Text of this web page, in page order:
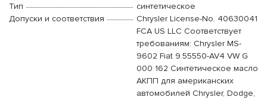
Тип
синтетическое
Допуски и соответствия
Chrysler License-No. 40630041
FCA US LLC Соответствует
требованиям: Chrysler MS-
9602 Fiat 9.55550-AV4 VW G
000 162 Синтетическое масло
АКПП для американских
автомобилей Chrysler, Dodge,